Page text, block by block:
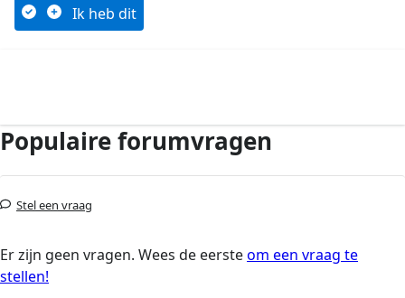
Ik heb dit
Populaire forumvragen
Stel een vraag
Er zijn geen vragen. Wees de eersteom een vraag te
stellen!